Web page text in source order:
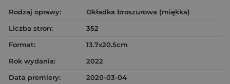
Rodzaj oprawy:
Okładka broszurowa (miękka)
Liczba stron:
352
Format:
13.7x20.5cm
Rok wydania:
2022
Data premiery:
2020-03-04